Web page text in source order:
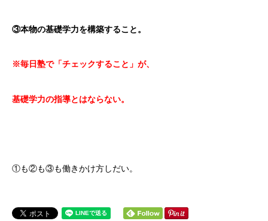
③本物の基礎学力を構築すること。
※毎日塾で「チェックすること」が、
基礎学力の指導とはならない。
①も②も③も働きかけ方しだい。